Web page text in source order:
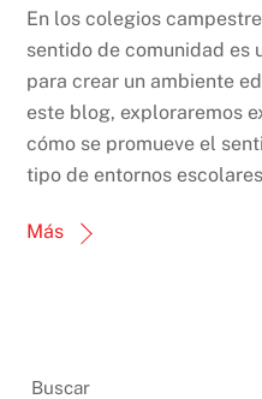
En los colegios
sentido de comunidad es
para crear un ambiente
este blog, exploraremos
cómo se promueve el
tipo de entornos
Más
Buscar